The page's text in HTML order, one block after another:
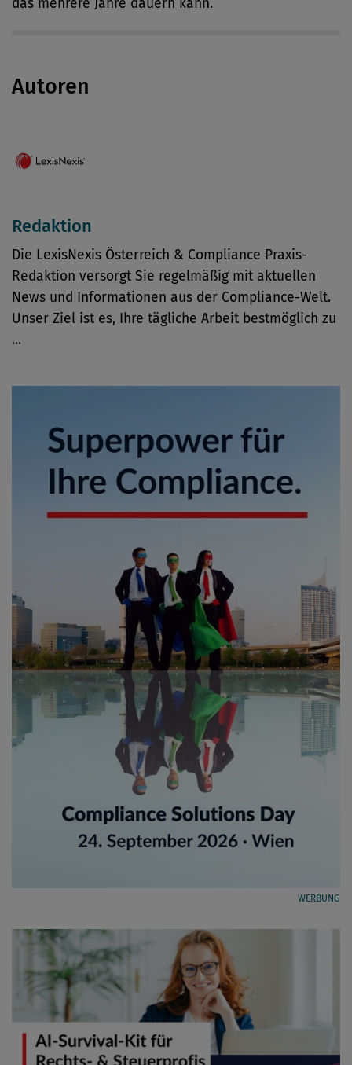
das mehrere Jahre dauern kann.
Autoren
Redaktion
Die LexisNexis Österreich & Compliance Praxis-
Redaktion versorgt Sie regelmäßig mit aktuellen
News und Informationen aus der Compliance-Welt.
Unser Ziel ist es, Ihre tägliche Arbeit bestmöglich zu
...
WERBUNG